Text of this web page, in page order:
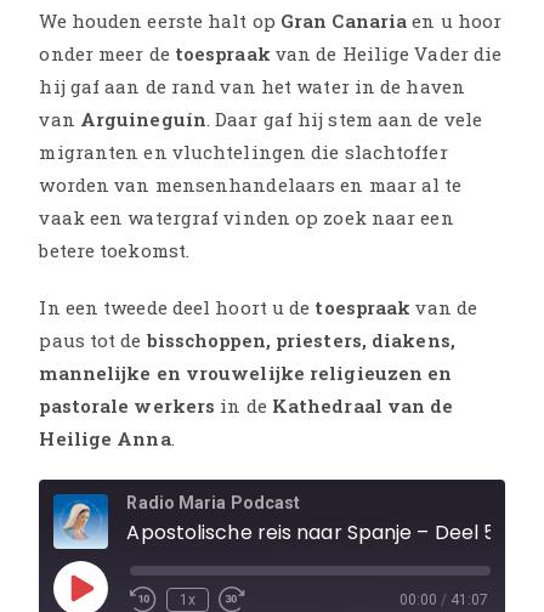
We houden eerste halt op Gran Canaria en u hoor
onder meer de toespraak van de Heilige Vader die
hij gaf aan de rand van het water in de haven
van Arguineguín . Daar gaf hij stem aan de vele
migranten en vluchtelingen die slachtoffer
worden van mensenhandelaars en maar al te
vaak een watergraf vinden op zoek naar een
betere toekomst.
In een tweede deel hoort u de toespraak van de
paus tot debisschoppen, priesters, diakens,
mannelijke en vrouwelijke religieuzen en
pastorale werkers in de Kathedraal van de
Heilige Anna.
Radio Maria Podcast
1x 00:00 / 41:07